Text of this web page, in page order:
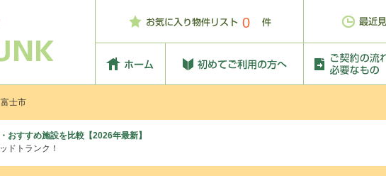
0
士市
おすすめ施設を比較【2026年最新】
ドトランク！